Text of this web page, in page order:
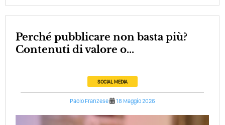
Perché pubblicare non basta più?
Contenuti di valore o...
SOCIAL MEDIA
Paolo Franzese 18 Maggio 2026